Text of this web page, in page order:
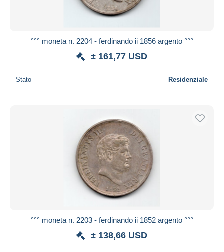
°°° moneta n. 2204 - ferdinando ii 1856 argento °°°
± 161,77 USD
Stato Residenziale
°°° moneta n. 2203 - ferdinando ii 1852 argento °°°
± 138,66 USD